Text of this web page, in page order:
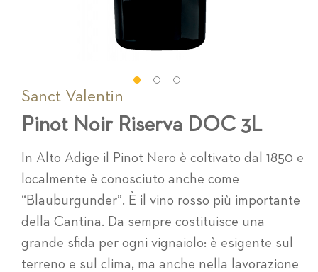
Sanct Valentin
Pinot Noir Riserva DOC 3L
In Alto Adige il Pinot Nero è coltivato dal 1850 e
localmente è conosciuto anche come
“Blauburgunder”. È il vino rosso più importante
della Cantina. Da sempre costituisce una
grande sfida per ogni vignaiolo: è esigente sul
terreno e sul clima, ma anche nella lavorazione
della